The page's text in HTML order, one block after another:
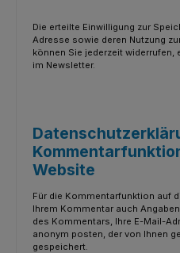
Die erteilte Einwilligung zur
Adresse sowie deren Nutzung
können Sie jederzeit widerrufen,
im Newsletter.
Website
Für die Kommentarfunktion auf
Ihrem Kommentar auch
des Kommentars, Ihre E-Mail-
anonym posten, der von Ihnen
gespeichert.